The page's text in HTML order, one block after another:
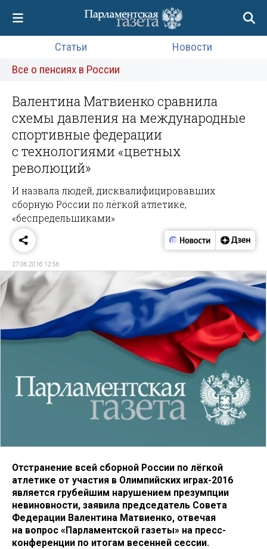
Статьи
Новости
Все о пенсиях в России
Валентина Матвиенко сравнила
схемы давления на международные
спортивные федерации
с технологиями «цветных
революций»
И назвала людей, дисквалифицировавших
сборную России по лёгкой атлетике,
«беспредельшиками»
27.06.2016 12:56
Отстранение всей сборной России по лёгкой
атлетике от участия в Олимпийских играх-2016
является грубейшим нарушением презумпции
невиновности, заявила председатель Совета
Федерации Валентина Матвиенко, отвечая
на вопрос «Парламентской газеты» на пресс-
конференции по итогам весенней сессии.